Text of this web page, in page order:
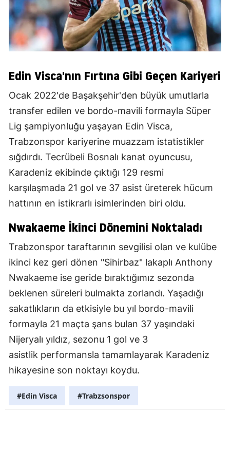
Edin Visca'nın Fırtına Gibi Geçen Kariyeri
Ocak 2022'de Başakşehir'den büyük umutlarla
transfer edilen ve bordo-mavili formayla Süper
Lig şampiyonluğu yaşayan Edin Visca,
Trabzonspor kariyerine muazzam istatistikler
sığdırdı. Tecrübeli Bosnalı kanat oyuncusu,
Karadeniz ekibinde çıktığı 129 resmi
karşılaşmada 21 gol ve 37 asist üreterek hücum
hattının en istikrarlı isimlerinden biri oldu.
Nwakaeme İkinci Dönemini Noktaladı
Trabzonspor taraftarının sevgilisi olan ve kulübe
ikinci kez geri dönen "Sihirbaz" lakaplı Anthony
Nwakaeme ise geride bıraktığımız sezonda
beklenen süreleri bulmakta zorlandı. Yaşadığı
sakatlıkların da etkisiyle bu yıl bordo-mavili
formayla 21 maçta şans bulan 37 yaşındaki
Nijeryalı yıldız, sezonu 1 gol ve 3
asistlik performansla tamamlayarak Karadeniz
hikayesine son noktayı koydu.
#Edin Visca #Trabzsonspor